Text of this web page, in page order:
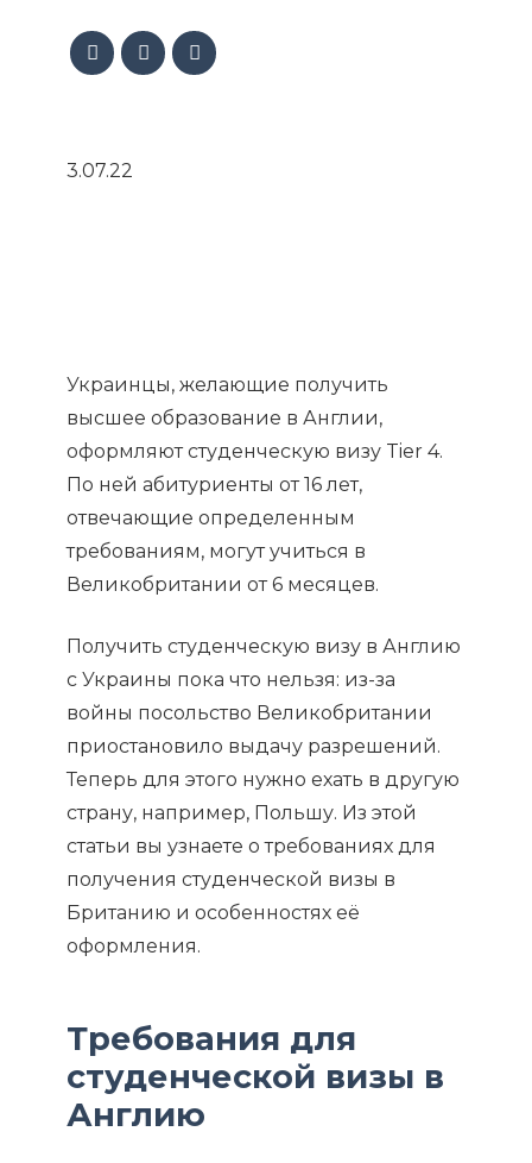
3.07.22
Украинцы, желающие получить
высшее образование в Англии,
оформляют студенческую визу Tier 4.
По ней абитуриенты от 16 лет,
отвечающие определенным
требованиям, могут учиться в
Великобритании от 6 месяцев.
Получить студенческую визу в Англию
с Украины пока что нельзя: из-за
войны посольство Великобритании
приостановило выдачу разрешений.
Теперь для этого нужно ехать в другую
страну, например, Польшу. Из этой
статьи вы узнаете о требованиях для
получения студенческой визы в
Британию и особенностях её
оформления.
Требования для
студенческой визы в
Англию